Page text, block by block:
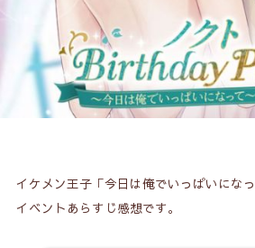
イケメン王子「今日は俺でいっぱいにな
イベントあらすじ感想です。